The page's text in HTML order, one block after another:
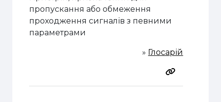
пропускання або обмеження
проходження сигналів з певними
параметрами
» Глосарій